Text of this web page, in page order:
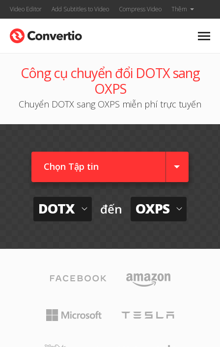
Video Editor Add Subtitles to Video Compress Video Thêm
Công cụ chuyển đổi DOTX sang
OXPS
Chuyển DOTX sang OXPS miễn phí trực tuyến
Chọn Tập tin
DOTX đến OXPS